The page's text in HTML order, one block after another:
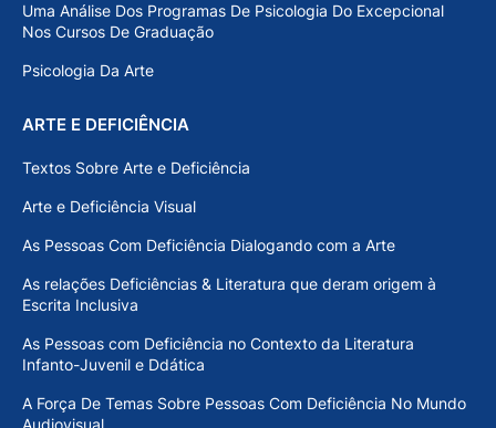
Uma Análise Dos Programas De Psicologia Do Excepcional
Nos Cursos De Graduação
Psicologia Da Arte
ARTE E DEFICIÊNCIA
Textos Sobre Arte e Deficiência
Arte e Deficiência Visual
As Pessoas Com Deficiência Dialogando com a Arte
As relações Deficiências & Literatura que deram origem à
Escrita Inclusiva
As Pessoas com Deficiência no Contexto da Literatura
Infanto-Juvenil e Ddática
A Força De Temas Sobre Pessoas Com Deficiência No Mundo